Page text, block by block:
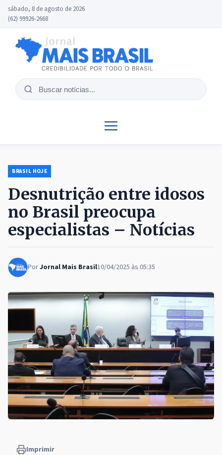
sábado, 8 de agosto de 2026
(62) 99926-2668
Buscar
BRASIL HOJE
Desnutrição entre idosos
no Brasil preocupa
especialistas – Notícias
PorJornal Mais Brasil10/04/2025 às 05:35
Imprimir